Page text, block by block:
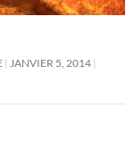
JANVIER 5, 2014